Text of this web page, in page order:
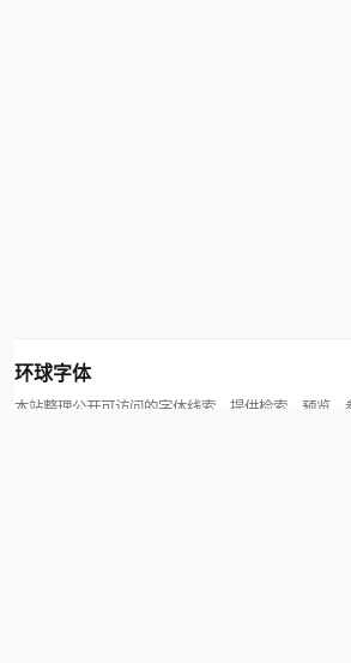
环球字体
本站整理公开可访问的字体线索，提供检索、预览、